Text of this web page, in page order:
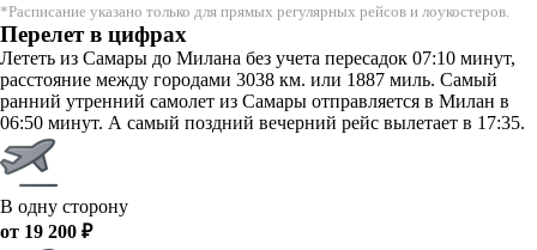
*Расписание указано только для прямых регулярных рейсов и лоукостеров.
Перелет в цифрах
Лететь из Самары до Милана без учета пересадок 07:10 минут,
расстояние между городами 3038 км. или 1887 миль. Самый
ранний утренний самолет из Самары отправляется в Милан в
06:50 минут. А самый поздний вечерний рейс вылетает в 17:35.
В одну сторону
от 19 200 ₽